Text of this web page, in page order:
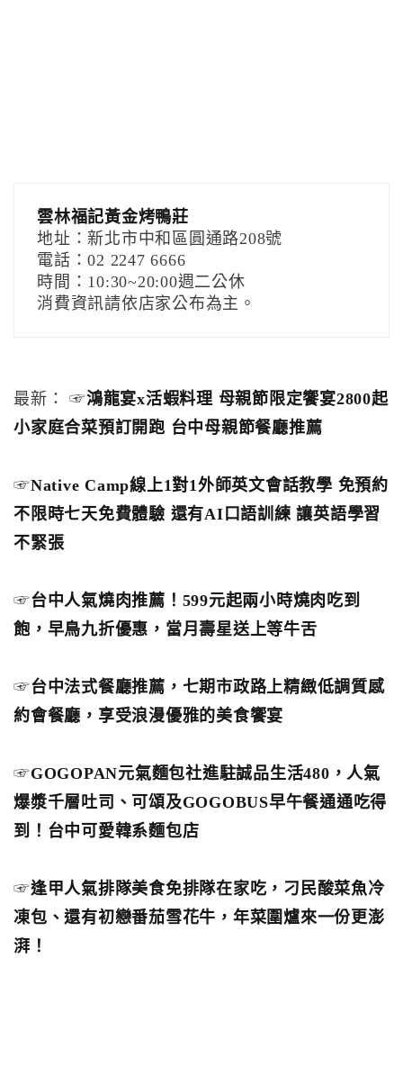
雲林福記黃金烤鴨莊
地址：新北市中和區圓通路208號
電話：02 2247 6666
時間：10:30~20:00週二公休
消費資訊請依店家公布為主。
最新： ☞鴻龍宴x活蝦料理 母親節限定饗宴2800起
小家庭合菜預訂開跑 台中母親節餐廳推薦
☞Native Camp線上1對1外師英文會話教學 免預約
不限時七天免費體驗 還有AI口語訓練 讓英語學習
不緊張
☞台中人氣燒肉推薦！599元起兩小時燒肉吃到
飽，早鳥九折優惠，當月壽星送上等牛舌
☞台中法式餐廳推薦，七期市政路上精緻低調質感
約會餐廳，享受浪漫優雅的美食饗宴
☞GOGOPAN元氣麵包社進駐誠品生活480，人氣
爆漿千層吐司、可頌及GOGOBUS早午餐通通吃得
到！台中可愛韓系麵包店
☞逢甲人氣排隊美食免排隊在家吃，刁民酸菜魚冷
凍包、還有初戀番茄雪花牛，年菜圍爐來一份更澎
湃！